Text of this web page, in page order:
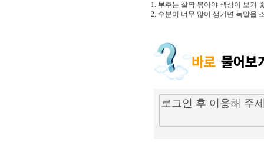
1. 부추는 살짝 볶아야 색상이 보기
2. 수분이 너무 많이 생기면 녹말을